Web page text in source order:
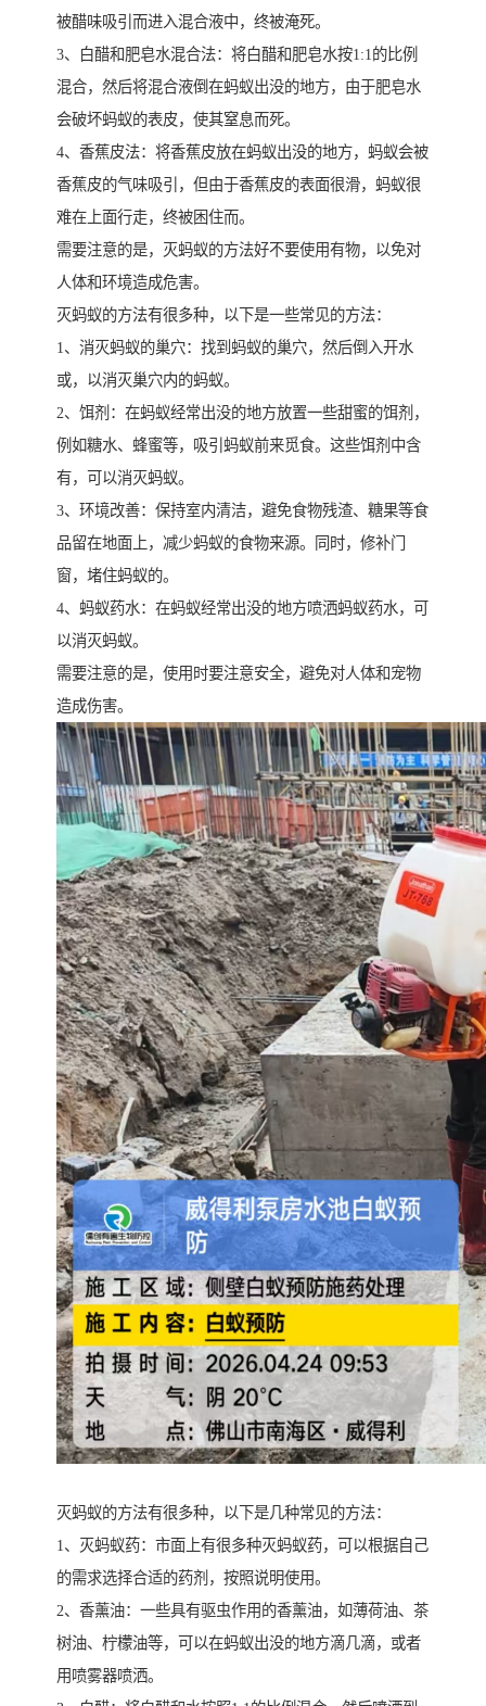
被醋味吸引而进入混合液中，终被淹死。
3、白醋和肥皂水混合法：将白醋和肥皂水按1:1的比例
混合，然后将混合液倒在蚂蚁出没的地方，由于肥皂水
会破坏蚂蚁的表皮，使其窒息而死。
4、香蕉皮法：将香蕉皮放在蚂蚁出没的地方，蚂蚁会被
香蕉皮的气味吸引，但由于香蕉皮的表面很滑，蚂蚁很
难在上面行走，终被困住而。
需要注意的是，灭蚂蚁的方法好不要使用有物，以免对
人体和环境造成危害。
灭蚂蚁的方法有很多种，以下是一些常见的方法：
1、消灭蚂蚁的巢穴：找到蚂蚁的巢穴，然后倒入开水
或，以消灭巢穴内的蚂蚁。
2、饵剂：在蚂蚁经常出没的地方放置一些甜蜜的饵剂，
例如糖水、蜂蜜等，吸引蚂蚁前来觅食。这些饵剂中含
有，可以消灭蚂蚁。
3、环境改善：保持室内清洁，避免食物残渣、糖果等食
品留在地面上，减少蚂蚁的食物来源。同时，修补门
窗，堵住蚂蚁的。
4、蚂蚁药水：在蚂蚁经常出没的地方喷洒蚂蚁药水，可
以消灭蚂蚁。
需要注意的是，使用时要注意安全，避免对人体和宠物
造成伤害。
灭蚂蚁的方法有很多种，以下是几种常见的方法：
1、灭蚂蚁药：市面上有很多种灭蚂蚁药，可以根据自己
的需求选择合适的药剂，按照说明使用。
2、香薰油：一些具有驱虫作用的香薰油，如薄荷油、茶
树油、柠檬油等，可以在蚂蚁出没的地方滴几滴，或者
用喷雾器喷洒。